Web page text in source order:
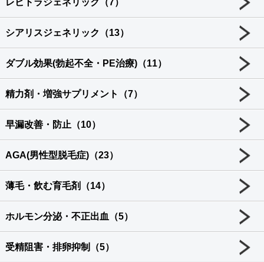
レビトラジェネリック（7）
シアリスジェネリック（13）
ダブル効果(勃起不全・PE治療)（11）
精力剤・増強サプリメント（7）
早漏改善・防止（10）
AGA(男性型脱毛症)（23）
薄毛・飲む育毛剤（14）
ホルモン分泌・不正出血（5）
受精阻害・排卵抑制（5）